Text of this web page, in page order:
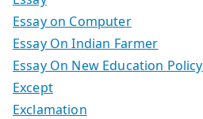
Essay on Computer
Essay On Indian Farmer
Essay On New Education Policy
Except
Exclamation